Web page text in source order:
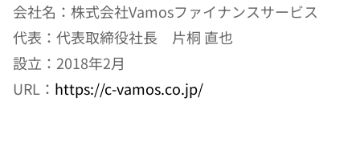
会社名：株式会社Vamosファイナンスサービス
代表：代表取締役社長　片桐 直也
設立：2018年2月
URL： https://c-vamos.co.jp/